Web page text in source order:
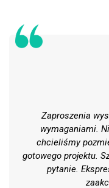
Zaproszenia
wymaganiami.
chcieliśmy
gotowego projektu.
pytanie.